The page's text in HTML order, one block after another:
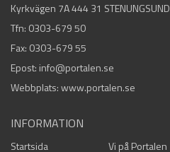
Kyrkvägen 7A 444 31 STENUNGSUND
Tfn: 0303-679 50
Fax: 0303-679 55
Epost: info@portalen.se
Webbplats: www.portalen.se
INFORMATION
Startsida Vi på Portalen